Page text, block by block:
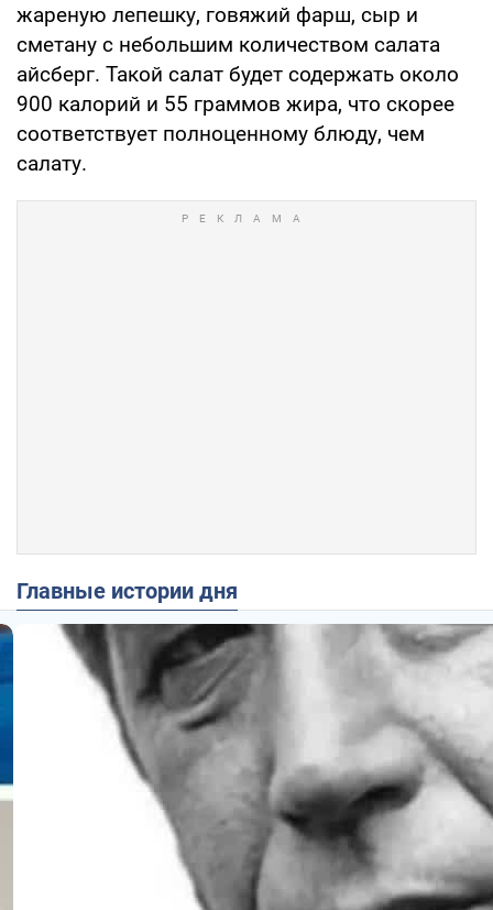
жареную лепешку, говяжий фарш, сыр и
сметану с небольшим количеством салата
айсберг. Такой салат будет содержать около
900 калорий и 55 граммов жира, что скорее
соответствует полноценному блюду, чем
салату.
Главные истории дня